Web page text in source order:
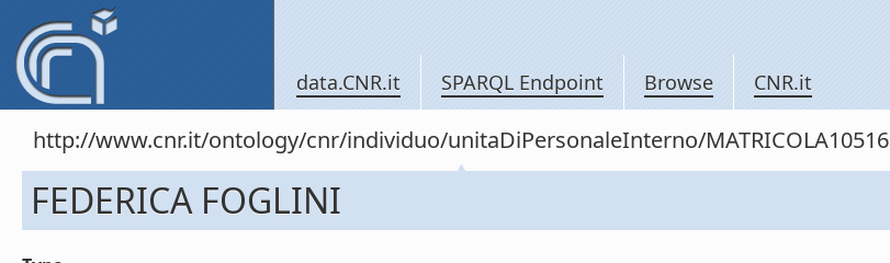
data.CNR.it SPARQL Endpoint Browse CNR.it
http://www.cnr.it/ontology/cnr/individuo/unitaDiPersonaleInterno/MATRICOLA10516
FEDERICA FOGLINI